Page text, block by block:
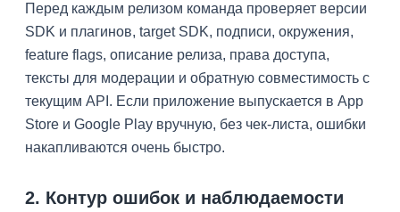
Перед каждым релизом команда проверяет версии
SDK и плагинов, target SDK, подписи, окружения,
feature flags, описание релиза, права доступа,
тексты для модерации и обратную совместимость с
текущим API. Если приложение выпускается в App
Store и Google Play вручную, без чек-листа, ошибки
накапливаются очень быстро.
2. Контур ошибок и наблюдаемости